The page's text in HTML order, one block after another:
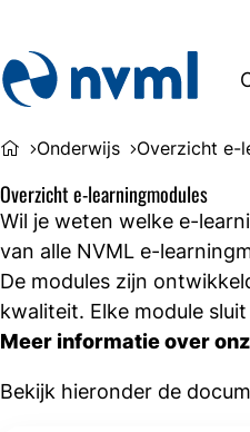
Onderwijs Overzicht e-
Overzicht e-learningmodules
Wil je weten welke e-
van alle NVML e-
De modules zijn
kwaliteit. Elke module
Meer informatie over
Bekijk hieronder de